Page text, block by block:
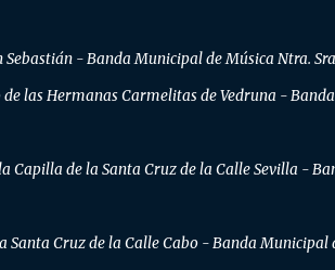
- Banda Municipal de Música Ntra.
las Hermanas Carmelitas de Vedruna -
Capilla de la Santa Cruz de la Calle Sevilla -
Cruz de la Calle Cabo - Banda Municipal